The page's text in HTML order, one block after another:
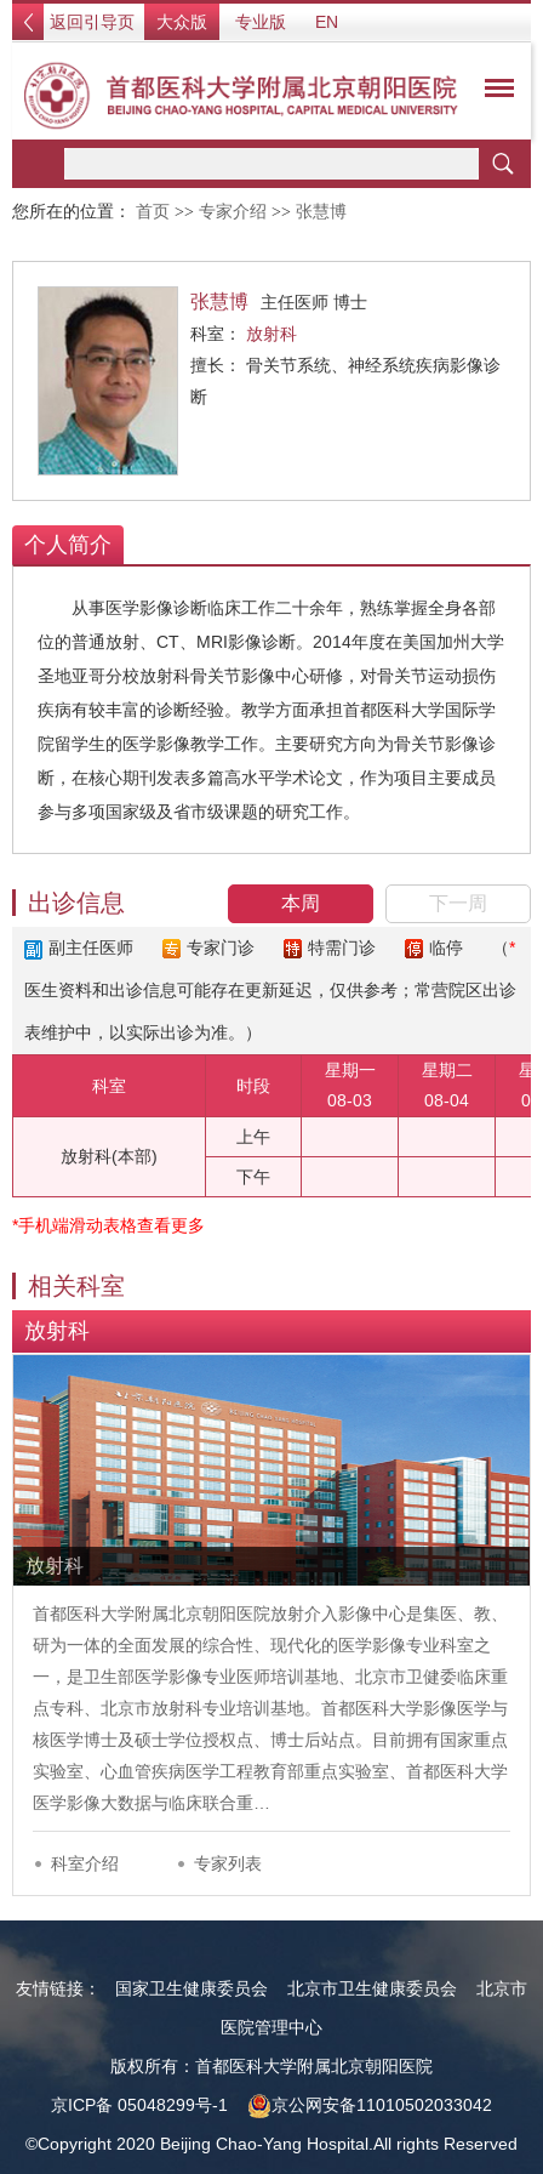
返回引导页 大众版 专业版 EN
您所在的位置： 首页 >> 专家介绍 >> 张慧博
张慧博
主任医师 博士
科室： 放射科
擅长： 骨关节系统、神经系统疾病影像诊
断
个人简介
从事医学影像诊断临床工作二十余年，熟练掌握全身各部
位的普通放射、CT、MRI影像诊断。2014年度在美国加州大学
圣地亚哥分校放射科骨关节影像中心研修，对骨关节运动损伤
疾病有较丰富的诊断经验。教学方面承担首都医科大学国际学
院留学生的医学影像教学工作。主要研究方向为骨关节影像诊
断，在核心期刊发表多篇高水平学术论文，作为项目主要成员
参与多项国家级及省市级课题的研究工作。
本周 下一周
出诊信息
副主任医师 专家门诊 特需门诊 临停 （*
医生资料和出诊信息可能存在更新延迟，仅供参考；常营院区出诊
表维护中，以实际出诊为准。）
科室 时段
星期一
08-03
星期二
08-04
星
放射科(本部)
上午
下午
*手机端滑动表格查看更多
相关科室
放射科
放射科
首都医科大学附属北京朝阳医院放射介入影像中心是集医、教、
研为一体的全面发展的综合性、现代化的医学影像专业科室之
一，是卫生部医学影像专业医师培训基地、北京市卫健委临床重
点专科、北京市放射科专业培训基地。首都医科大学影像医学与
核医学博士及硕士学位授权点、博士后站点。目前拥有国家重点
实验室、心血管疾病医学工程教育部重点实验室、首都医科大学
医学影像大数据与临床联合重…
科室介绍 专家列表
友情链接： 国家卫生健康委员会 北京市卫生健康委员会
北京市
医院管理中心
版权所有：首都医科大学附属北京朝阳医院
京ICP备 05048299号-1
京公网安备11010502033042
©Copyright 2020 Beijing Chao-Yang Hospital.All rights Reserved